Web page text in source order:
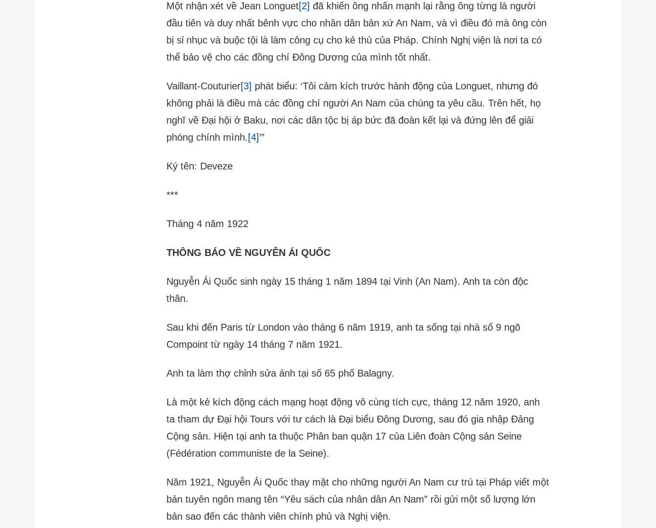
Một nhận xét về Jean Longuet[2] đã khiến ông nhấn mạnh lại rằng ông từng là người
đầu tiên và duy nhất bênh vực cho nhân dân bản xứ An Nam, và vì điều đó mà ông còn
bị sỉ nhục và buộc tội là làm công cụ cho kẻ thù của Pháp. Chính Nghị viện là nơi ta có
thể bảo vệ cho các đồng chí Đông Dương của mình tốt nhất.
Vaillant-Couturier[3] phát biểu: ‘Tôi cảm kích trước hành động của Longuet, nhưng đó
không phải là điều mà các đồng chí người An Nam của chúng ta yêu cầu. Trên hết, họ
nghĩ về Đại hội ở Baku, nơi các dân tộc bị áp bức đã đoàn kết lại và đứng lên để giải
phóng chính mình. [4]’”
Ký tên: Deveze
***
Tháng 4 năm 1922
THÔNG BÁO VỀ NGUYỄN ÁI QUỐC
Nguyễn Ái Quốc sinh ngày 15 tháng 1 năm 1894 tại Vinh (An Nam). Anh ta còn độc
thân.
Sau khi đến Paris từ London vào tháng 6 năm 1919, anh ta sống tại nhà số 9 ngõ
Compoint từ ngày 14 tháng 7 năm 1921.
Anh ta làm thợ chỉnh sửa ảnh tại số 65 phố Balagny.
Là một kẻ kích động cách mạng hoạt động vô cùng tích cực, tháng 12 năm 1920, anh
ta tham dự Đại hội Tours với tư cách là Đại biểu Đông Dương, sau đó gia nhập Đảng
Cộng sản. Hiện tại anh ta thuộc Phân ban quận 17 của Liên đoàn Cộng sản Seine
(Fédération communiste de la Seine).
Năm 1921, Nguyễn Ái Quốc thay mặt cho những người An Nam cư trú tại Pháp viết một
bản tuyên ngôn mang tên “Yêu sách của nhân dân An Nam” rồi gửi một số lượng lớn
bản sao đến các thành viên chính phủ và Nghị viện.